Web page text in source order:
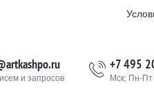
и запросов
+7 495
Мск: Пн-